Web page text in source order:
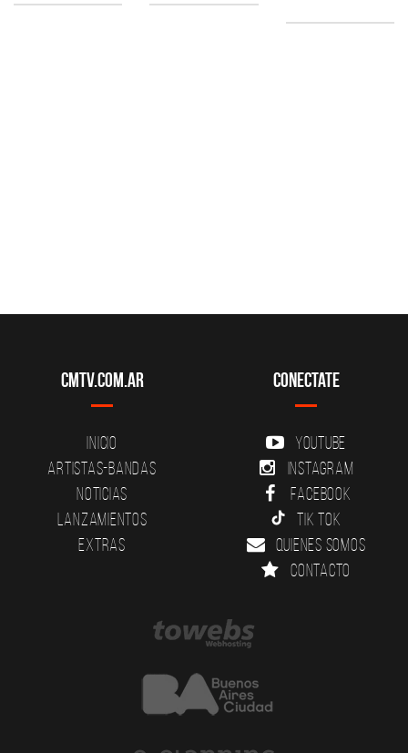
CMTV.com.ar
Inicio
Artistas-Bandas
Noticias
Lanzamientos
Extras
Conectate
YouTube
Instagram
Facebook
Tik Tok
Quienes somos
Contacto